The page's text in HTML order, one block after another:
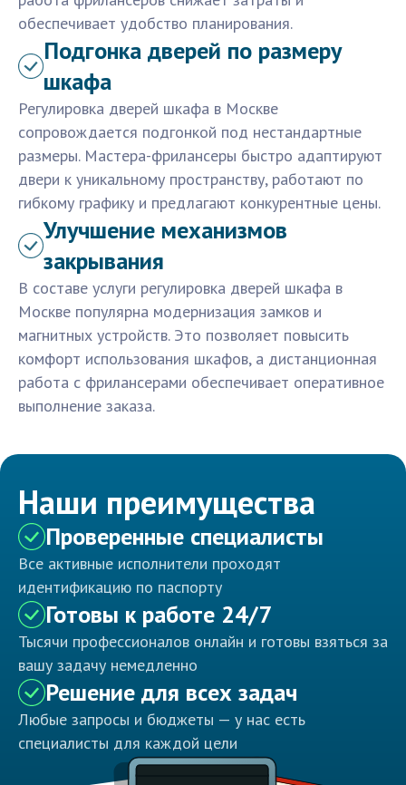
обеспечивает удобство планирования.
Подгонка дверей по размеру
шкафа
Регулировка дверей шкафа в Москве
сопровождается подгонкой под нестандартные
размеры. Мастера-фрилансеры быстро адаптируют
двери к уникальному пространству, работают по
гибкому графику и предлагают конкурентные цены.
Улучшение механизмов
закрывания
В составе услуги регулировка дверей шкафа в
Москве популярна модернизация замков и
магнитных устройств. Это позволяет повысить
комфорт использования шкафов, а дистанционная
работа с фрилансерами обеспечивает оперативное
выполнение заказа.
Наши преимущества
Проверенные специалисты
Все активные исполнители проходят
идентификацию по паспорту
Готовы к работе 24/7
Тысячи профессионалов онлайн и готовы взяться за
вашу задачу немедленно
Решение для всех задач
Любые запросы и бюджеты — у нас есть
специалисты для каждой цели